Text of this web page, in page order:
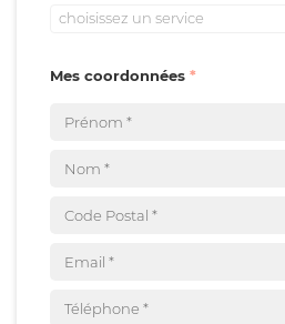
choisissez un service
Mes coordonnées